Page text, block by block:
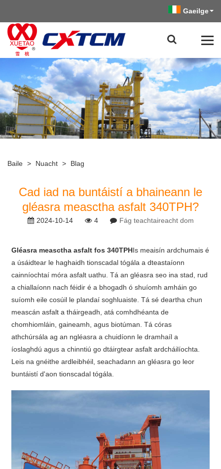
Gaeilge
Baile > Nuacht > Blag
Cad iad na buntáistí a bhaineann le
gléasra measctha asfalt 340TPH?
2024-10-14 4 Fág teachtaireacht dom
Gléasra measctha asfalt fos 340TPHIs meaisín ardchumais é
a úsáidtear le haghaidh tionscadal tógála a dteastaíonn
cainníochtaí móra asfalt uathu. Tá an gléasra seo ina stad, rud
a chiallaíonn nach féidir é a bhogadh ó shuíomh amháin go
suíomh eile cosúil le plandaí soghluaiste. Tá sé deartha chun
meascán asfalt a tháirgeadh, atá comhdhéanta de
chomhiomláin, gaineamh, agus biotúman. Tá córas
athchúrsála ag an ngléasra a chuidíonn le dramhaíl a
íoslaghdú agus a chinntiú go dtáirgtear asfalt ardcháilíochta.
Leis na gnéithe ardleibhéil, seachadann an gléasra go leor
buntáistí d'aon tionscadal tógála.